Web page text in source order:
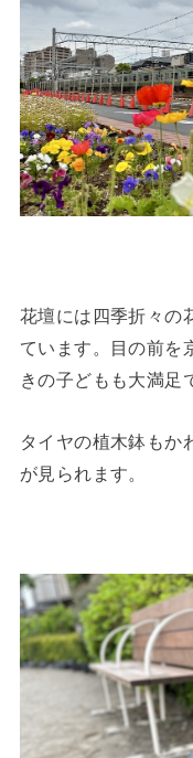
花壇には四季折々の
ています。目の前を
きの子どもも大満足
タイヤの植木鉢もか
が見られます。